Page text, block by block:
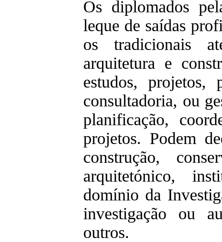
Os diplomados
leque de saídas
os tradicionais
arquitetura e
estudos, projetos,
consultadoria, ou
planificação,
projetos. Podem
construção,
arquitetónico,
domínio da
investigação ou
outros.